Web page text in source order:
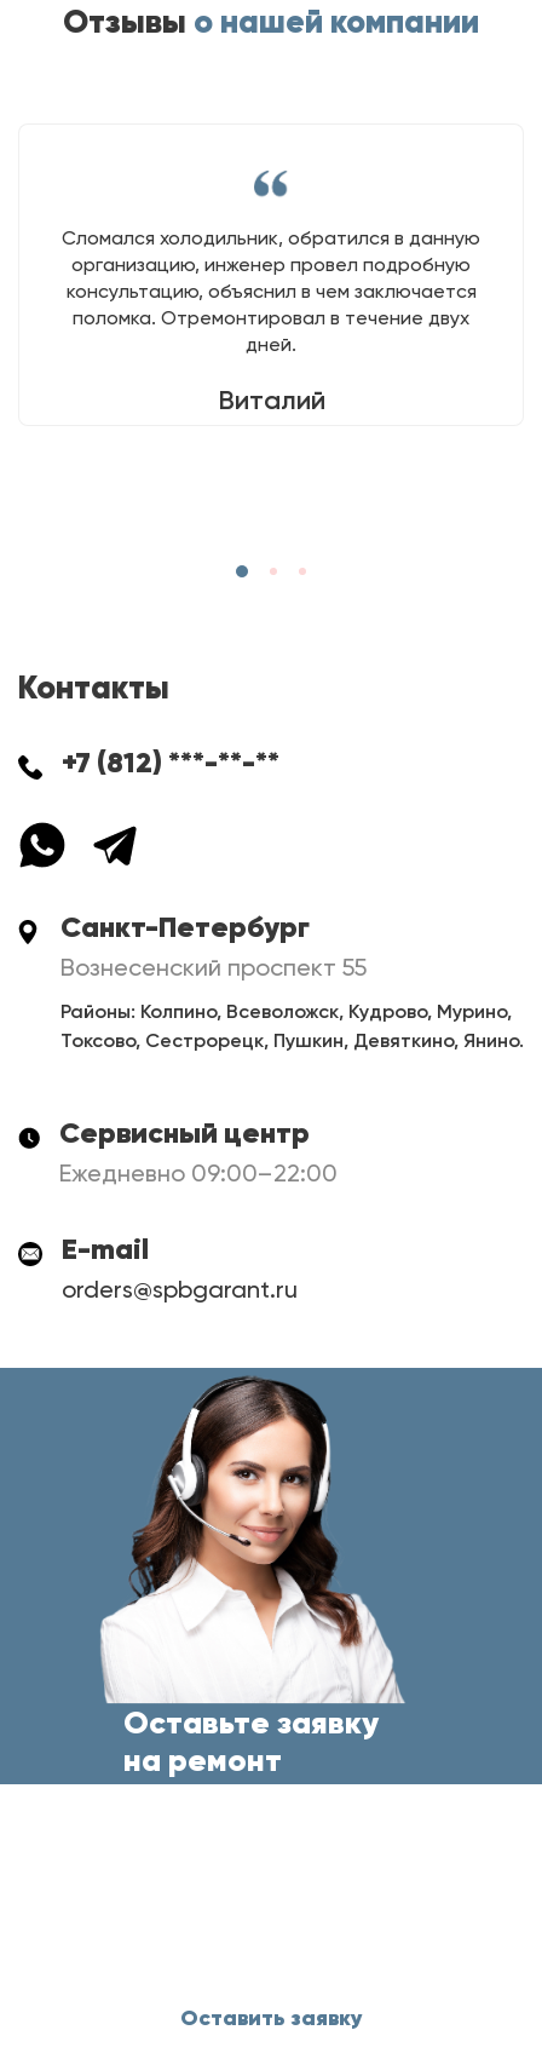
Отзывы о нашей компании
Сломался холодильник, обратился в данную
организацию, инженер провел подробную
консультацию, объяснил в чем заключается
поломка. Отремонтировал в течение двух
дней.
Виталий
Контакты
+7 (812) ***-**-**
Санкт-Петербург
Вознесенский проспект 55
Районы: Колпино, Всеволожск, Кудрово, Мурино,
Токсово, Сестрорецк, Пушкин, Девяткино, Янино.
Сервисный центр
Ежедневно 09:00–22:00
E-mail
orders@spbgarant.ru
Оставьте заявку
на ремонт
Оставить заявку